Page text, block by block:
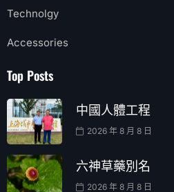
Technolgy
Accessories
Top Posts
中國人體工程
2026 年 8 月 8 日
六神草藥別名
2026 年 8 月 8 日